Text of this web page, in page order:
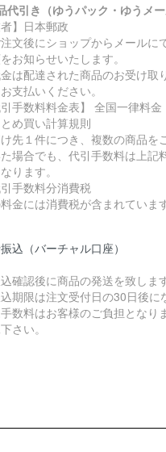
代引き（ゆうパック・ゆうメー
者】日本郵政
注文後にショップからメールに
お知らせいたします。
金は配達された商品のお受け取
支払いください。
引手数料料金表】 全国一律料
とめ買い計算規則
先１件につき、複数の商品を
場合でも、代引手数料は上記
ります。
引手数料分消費税
金には消費税が含まれていま
込（バーチャル口座）
確認後に商品の発送を致します
期限は注文受付日の30日後に
数料はお客様のご負担となり
さい。